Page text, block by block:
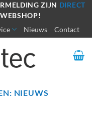
ZIJN DIRECT
Nieuws Contact
NIEUWS